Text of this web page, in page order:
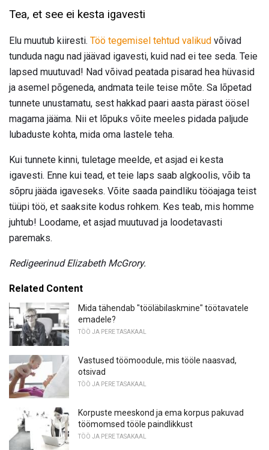
Tea, et see ei kesta igavesti
Elu muutub kiiresti. Töö tegemisel tehtud valikud võivad
tunduda nagu nad jäävad igavesti, kuid nad ei tee seda. Teie
lapsed muutuvad! Nad võivad peatada pisarad hea hüvasid
ja asemel põgeneda, andmata teile teise mõte. Sa lõpetad
tunnete unustamatu, sest hakkad paari aasta pärast öösel
magama jääma. Nii et lõpuks võite meeles pidada paljude
lubaduste kohta, mida oma lastele teha.
Kui tunnete kinni, tuletage meelde, et asjad ei kesta
igavesti. Enne kui tead, et teie laps saab algkoolis, võib ta
sõpru jääda igaveseks. Võite saada paindliku tööajaga teist
tüüpi töö, et saaksite kodus rohkem. Kes teab, mis homme
juhtub! Loodame, et asjad muutuvad ja loodetavasti
paremaks.
Redigeerinud Elizabeth McGrory.
Related Content
Mida tähendab "tööläbilaskmine" töötavatele
emadele?
TÖÖ JA PERE TASAKAAL
Vastused töömoodule, mis tööle naasvad,
otsivad
TÖÖ JA PERE TASAKAAL
Korpuste meeskond ja ema korpus pakuvad
töömomsed tööle paindlikkust
TÖÖ JA PERE TASAKAAL